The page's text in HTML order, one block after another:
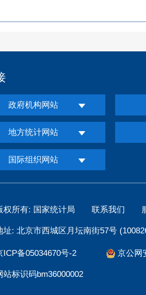
政府机构网站
地方统计网站
国际组织网站
权所有: 国家统计局 联系我们
址: 北京市西城区月坛南街57号
ICP备05034670号-2 京公网
站标识码bm36000002